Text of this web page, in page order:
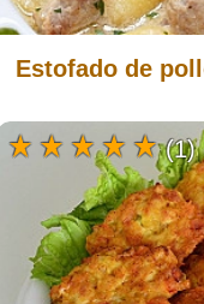
Estofado de
(1)